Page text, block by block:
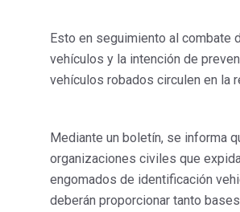
Esto en seguimiento al combate
vehículos y la intención de
vehículos robados circulen en la
Mediante un boletín, se informa
organizaciones civiles que
engomados de identificación
deberán proporcionar tanto